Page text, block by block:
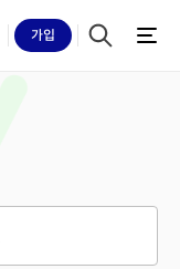
가입